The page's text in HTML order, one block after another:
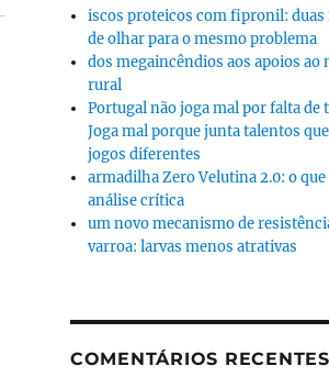
iscos proteicos com fipronil: duas
de olhar para o mesmo problema
dos megaincêndios aos apoios ao
rural
Portugal não joga mal por falta de
Joga mal porque junta talentos
jogos diferentes
armadilha Zero Velutina 2.0: o que
análise crítica
um novo mecanismo de
varroa: larvas menos atrativas
COMENTÁRIOS RECENTES